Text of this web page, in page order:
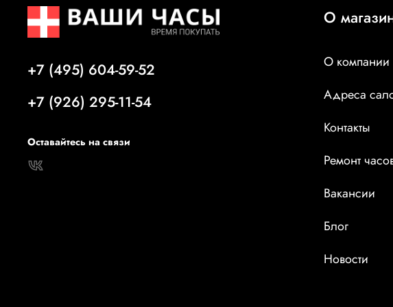
О
О компании
Адреса
Контакты
Ремонт
Вакансии
Блог
Новости
+7 (495) 604-59-52
+7 (926) 295-11-54
Оставайтесь на связи